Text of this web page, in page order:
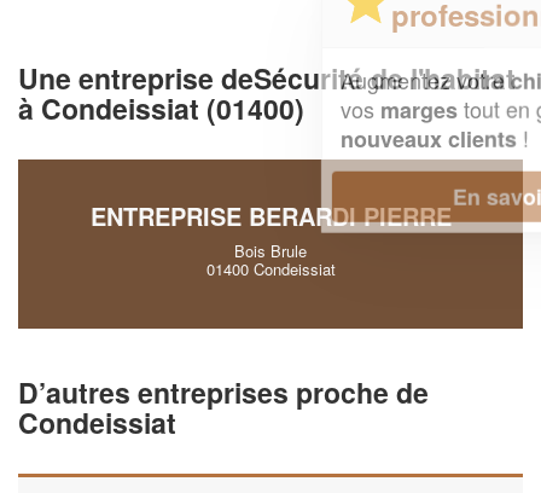
Une entreprise deSécurité de l'habitat
à Condeissiat (01400)
ENTREPRISE BERARDI PIERRE
Bois Brule
01400 Condeissiat
D’autres entreprises proche de
Condeissiat
professionnel ?
Augmentez votrechiffre d'affaireset
vosmargestout en gagnant de